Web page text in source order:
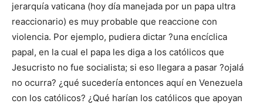
jerarquía vaticana (hoy día manejada por un papa ultra
reaccionario) es muy probable que reaccione con
violencia. Por ejemplo, pudiera dictar ?una encíclica
papal, en la cual el papa les diga a los católicos que
Jesucristo no fue socialista; si eso llegara a pasar ?ojalá
no ocurra? ¿qué sucedería entonces aquí en Venezuela
con los católicos? ¿Qué harían los católicos que apoyan